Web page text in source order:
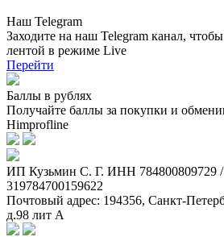
Наш Telegram
Заходите на наш Telegram канал,
лентой в режиме Live
Перейти
Баллы в рублях
Получайте баллы за покупки и
Himprofline
ИП Кузьмин C. Г. ИНН
319784700159622
Почтовый адрес: 194356, Санкт-
д.98 лит А